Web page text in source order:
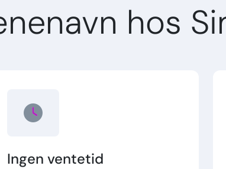
hos
Ingen ventetid